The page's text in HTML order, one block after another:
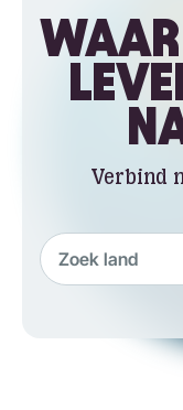
WAAR
Verbind